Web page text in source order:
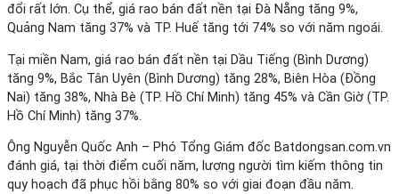
đổi rất lớn. Cụ thể, giá rao bán đất nền tại Đà Nẵng tăng 9%,
Quảng Nam tăng 37% và TP. Huế tăng tới 74% so với năm ngoái.
Tại miền Nam, giá rao bán đất nền tại Dầu Tiếng (Bình Dương)
tăng 9%, Bắc Tân Uyên (Bình Dương) tăng 28%, Biên Hòa (Đồng
Nai) tăng 38%, Nhà Bè (TP. Hồ Chí Minh) tăng 45% và Cần Giờ (TP.
Hồ Chí Minh) tăng 37%.
Ông Nguyễn Quốc Anh – Phó Tổng Giám đốc Batdongsan.com.vn
đánh giá, tại thời điểm cuối năm, lượng người tìm kiếm thông tin
quy hoạch đã phục hồi bằng 80% so với giai đoạn đầu năm.